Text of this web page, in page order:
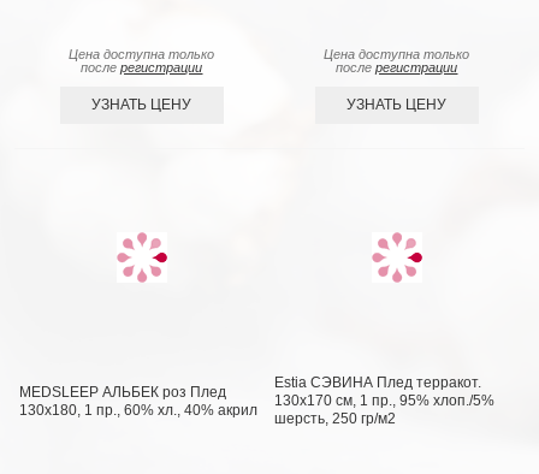
Цена доступна только
послерегистрации
УЗНАТЬ ЦЕНУ
Цена доступна только
послерегистрации
УЗНАТЬ ЦЕНУ
MEDSLEEP АЛЬБЕК роз Плед
130x180, 1 пр., 60% хл., 40% акрил
Estia СЭВИНА Плед терракот.
130х170 см, 1 пр., 95% хлоп./5%
шерсть, 250 гр/м2